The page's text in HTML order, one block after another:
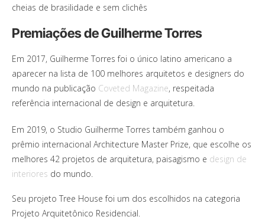
cheias de brasilidade e sem clichês
Premiações de Guilherme Torres
Em 2017, Guilherme Torres foi o único latino americano a
aparecer na lista de 100 melhores arquitetos e designers do
mundo na publicação Coveted Magazine, respeitada
referência internacional de design e arquitetura.
Em 2019, o Studio Guilherme Torres também ganhou o
prêmio internacional Architecture Master Prize, que escolhe os
melhores 42 projetos de arquitetura, paisagismo e design de
interiores do mundo.
Seu projeto Tree House foi um dos escolhidos na categoria
Projeto Arquitetônico Residencial.